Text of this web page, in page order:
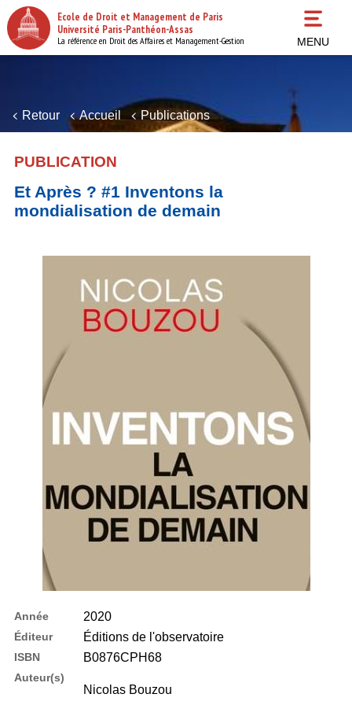
Aller
au
contenu
principal
Ecole de Droit et Management de Paris
Université Paris-Panthéon-Assas
La référence en Droit des Affaires et Management-Gestion MENU
Retour Accueil Publications
PUBLICATION
Et Après ? #1 Inventons la
mondialisation de demain
Année 2020
Éditeur Éditions de l'observatoire
ISBN B0876CPH68
Auteur(s)
Nicolas Bouzou